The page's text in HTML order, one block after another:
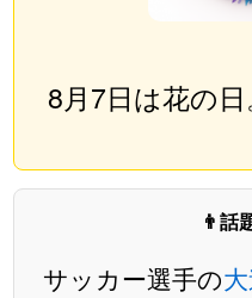
8月7日は花の
👨話
サッカー選手の